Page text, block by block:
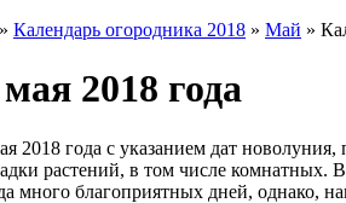
» Календарь огородника 2018 » Май »
2018 года
2018 года с указанием дат
растений, в том числе
много благоприятных дней, однако,